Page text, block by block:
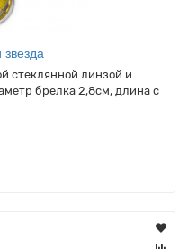
стеклянной линзой и
брелка 2,8см, длина с